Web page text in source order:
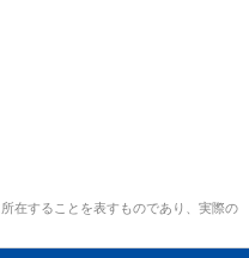
在することを表すものであり、実際の